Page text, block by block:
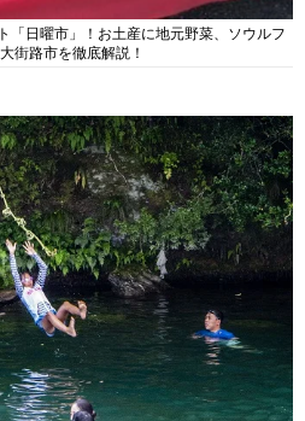
「日曜市」！お土産に地元野菜、ソウルフ
街路市を徹底解説！